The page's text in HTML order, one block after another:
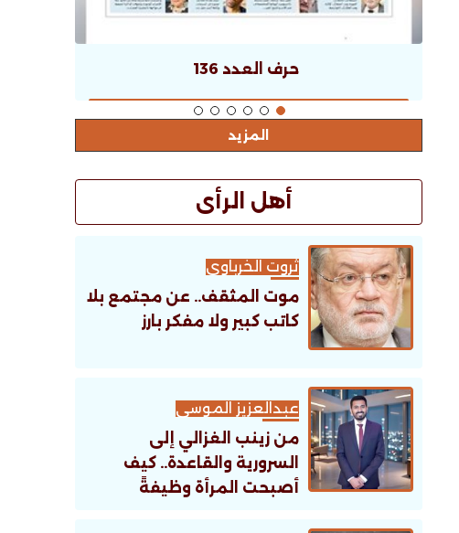
حرف العدد 136
المزيد
أهل الرأى
ثروت الخرباوى
موت المثقف.. عن مجتمع بلا
كاتب كبير ولا مفكر بارز
عبدالعزيز الموسى
من زينب الغزالي إلى
السرورية والقاعدة.. كيف
أصبحت المرأة وظيفةً